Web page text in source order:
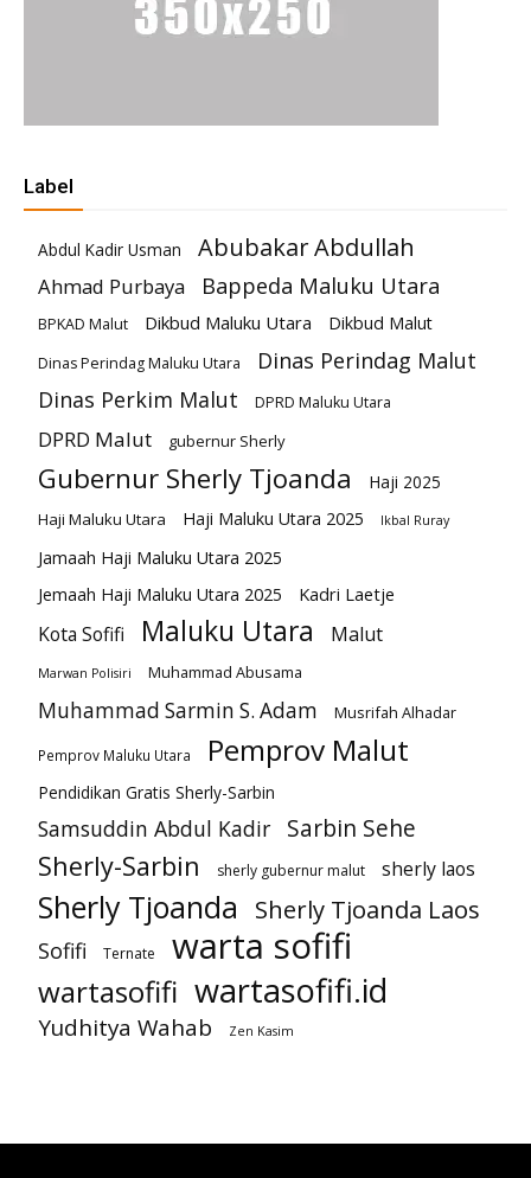
Label
Abdul Kadir Usman Abubakar Abdullah
Ahmad Purbaya Bappeda Maluku Utara
BPKAD Malut Dikbud Maluku Utara Dikbud Malut
Dinas Perindag Maluku Utara
Dinas Perindag Malut
Dinas Perkim Malut
DPRD Maluku Utara
DPRD Malut gubernur Sherly
Gubernur Sherly Tjoanda Haji 2025
Haji Maluku Utara Haji Maluku Utara 2025 Ikbal Ruray
Jamaah Haji Maluku Utara 2025
Jemaah Haji Maluku Utara 2025
Kadri Laetje
Kota Sofifi Maluku Utara Malut
Marwan Polisiri Muhammad Abusama
Muhammad Sarmin S. Adam Musrifah Alhadar
Pemprov Maluku Utara Pemprov Malut
Pendidikan Gratis Sherly-Sarbin
Samsuddin Abdul Kadir Sarbin Sehe
Sherly-Sarbin sherly gubernur malut sherly laos
Sherly Tjoanda Sherly Tjoanda Laos
Sofifi Ternate warta sofifi
wartasofifi wartasofifi.id
Yudhitya Wahab Zen Kasim